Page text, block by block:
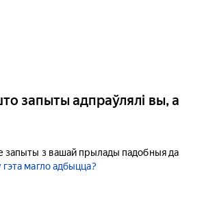
запыты адпраўлялі вы, а
запыты з вашай прылады падобныя да
магло адбыцца?